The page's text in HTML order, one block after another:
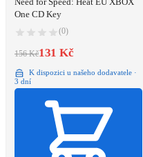
One CD Key
(0)
156 Kč131 Kč
K dispozici u našeho dodavatele ·
3 dní